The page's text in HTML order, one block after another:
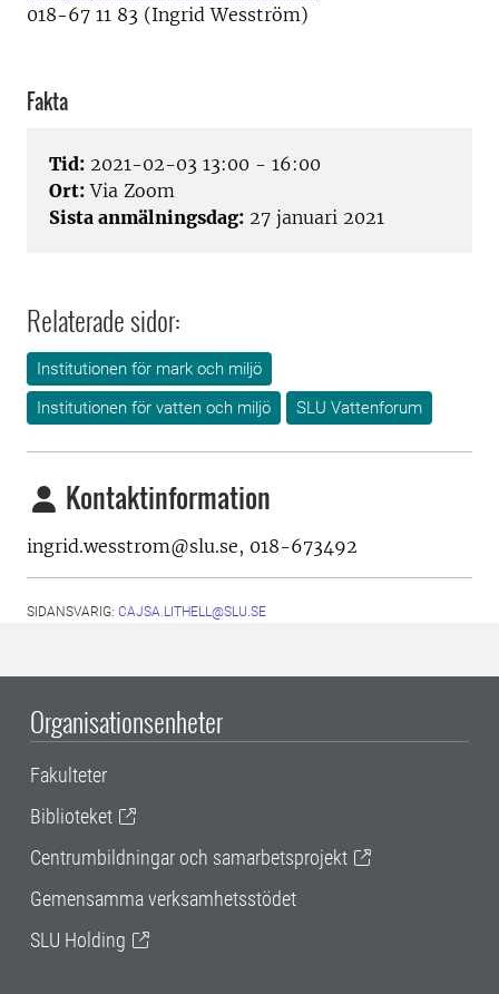
018-67 11 83 (Ingrid Wesström)
Fakta
Tid: 2021-02-03 13:00 - 16:00
Ort: Via Zoom
Sista anmälningsdag: 27 januari 2021
Relaterade sidor:
Institutionen för mark och miljö
Institutionen för vatten och miljö
SLU Vattenforum
Kontaktinformation
ingrid.wesstrom@slu.se, 018-673492
SIDANSVARIG: CAJSA.LITHELL@SLU.SE
Organisationsenheter
Fakulteter
Biblioteket
Centrumbildningar och samarbetsprojekt
Gemensamma verksamhetsstödet
SLU Holding